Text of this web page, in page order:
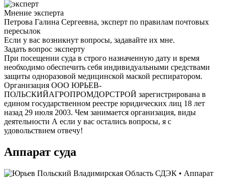
Мнение эксперта
Петрова Галина Сергеевна, эксперт по правилам почтовых
пересылок
Если у вас возникнут вопросы, задавайте их мне.
Задать вопрос эксперту
При посещении суда в строго назначенную дату и время
необходимо обеспечить себя индивидуальными средствами
защиты одноразовой медицинской маской респиратором.
Организация ООО ЮРЬЕВ-
ПОЛЬСКИЙАГРОПРОМДОРСТРОЙ зарегистрирована в
едином государственном реестре юридических лиц 18 лет
назад 29 июля 2003. Чем занимается организация, виды
деятельности А если у вас остались вопросы, я с
удовольствием отвечу!
Аппарат суда